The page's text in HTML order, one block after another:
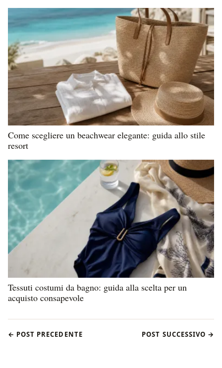
Come scegliere un beachwear elegante: guida allo stile
resort
Tessuti costumi da bagno: guida alla scelta per un
acquisto consapevole
← POST PRECEDENTE POST SUCCESSIVO →